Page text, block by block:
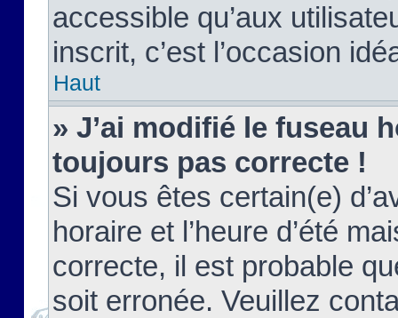
accessible qu’aux
inscrit, c’est l’occasion
Haut
» J’ai modifié le fuseau
toujours pas correcte !
Si vous êtes certain(e)
horaire et l’heure d’été
correcte, il est probable
soit erronée. Veuillez